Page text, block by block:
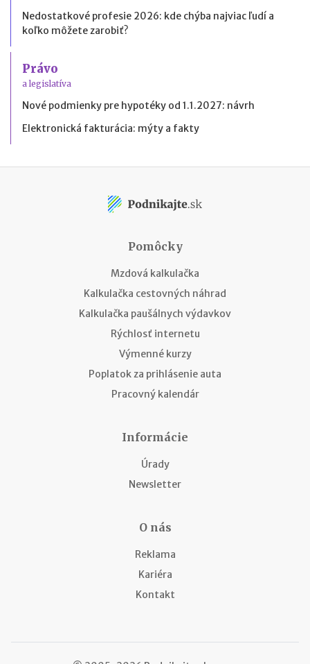
Nedostatkové profesie 2026: kde chýba najviac ľudí a
koľko môžete zarobiť?
Právo
a legislatíva
Nové podmienky pre hypotéky od 1.1.2027: návrh
Elektronická fakturácia: mýty a fakty
Pomôcky
Mzdová kalkulačka
Kalkulačka cestovných náhrad
Kalkulačka paušálnych výdavkov
Rýchlosť internetu
Výmenné kurzy
Poplatok za prihlásenie auta
Pracovný kalendár
Informácie
Úrady
Newsletter
O nás
Reklama
Kariéra
Kontakt